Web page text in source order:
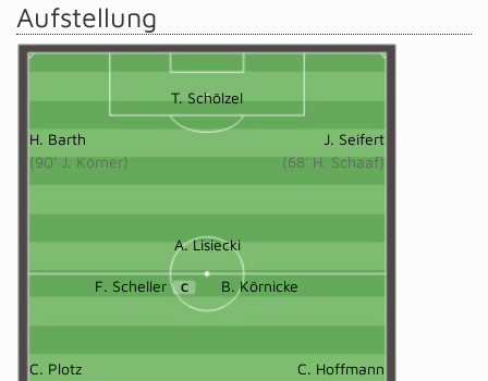
Aufstellung
T. Schölzel
H. Barth
(90' J. Körner)
J. Seifert
(68' H. Schaaf)
A. Lisiecki
F. Scheller C B. Körnicke
C. Plotz
C. Hoffmann